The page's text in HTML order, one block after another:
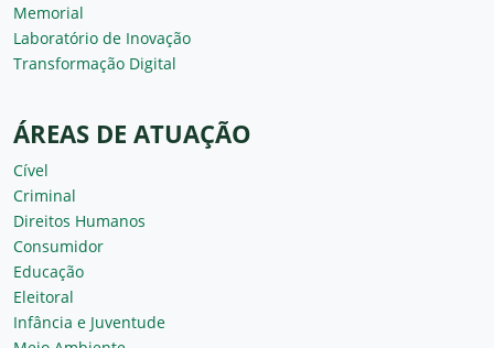
Memorial
Laboratório de Inovação
Transformação Digital
ÁREAS DE ATUAÇÃO
Cível
Criminal
Direitos Humanos
Consumidor
Educação
Eleitoral
Infância e Juventude